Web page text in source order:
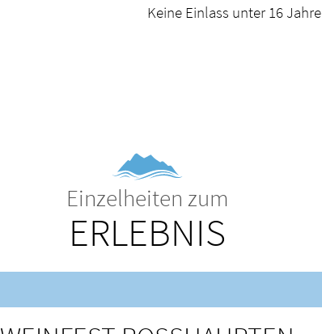
Keine Einlass unter 16 Jahre
Einzelheiten zum
ERLEBNIS